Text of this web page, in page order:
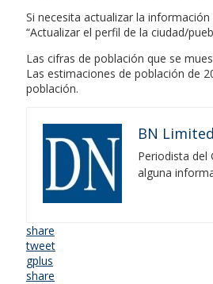
Si necesita actualizar la
“Actualizar el perfil de la ciudad/
Las cifras de población que se
Las estimaciones de población de
población.
BN Limited
Periodista del
alguna
share
tweet
gplus
share